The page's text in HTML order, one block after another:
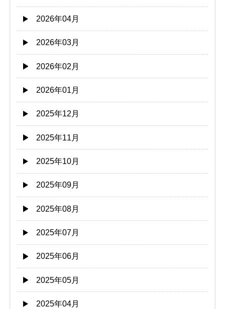
2026年04月
2026年03月
2026年02月
2026年01月
2025年12月
2025年11月
2025年10月
2025年09月
2025年08月
2025年07月
2025年06月
2025年05月
2025年04月